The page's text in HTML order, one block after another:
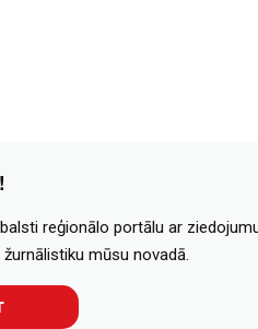
reģionālo portālu ar
mūsu novadā.